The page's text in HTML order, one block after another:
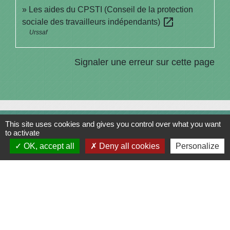
Les aides du CPSTI (Conseil de la protection
sociale des travailleurs indépendants) open_in_new
Urssaf
Signaler une erreur sur cette page
Contacts
Commune de Saint-Julien-sur-Bibost
1, Place de la Mairie
This site uses cookies and gives you control over what you want
to activate
OK, accept all
Deny all cookies Personalize